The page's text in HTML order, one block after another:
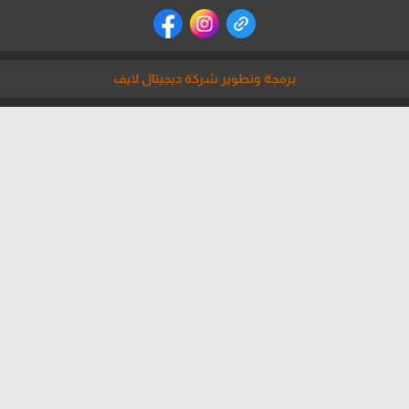
برمجة وتطوير شركة ديجيتال لايف